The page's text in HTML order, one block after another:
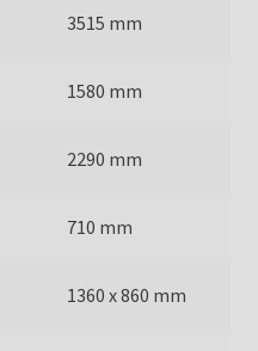
3515 mm
1580 mm
2290 mm
710 mm
1360 x 860 mm